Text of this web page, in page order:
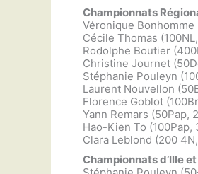
Championnats
Véronique Bonhomme
Cécile Thomas
Rodolphe Boutier
Christine Journet
Stéphanie Pouleyn
Laurent Nouvellon
Florence Goblot
Yann Remars (50Pap,
Hao-Kien To (100Pap,
Clara Leblond (200
Championnats d’Ille